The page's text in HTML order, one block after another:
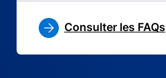
Consulter les FAQs